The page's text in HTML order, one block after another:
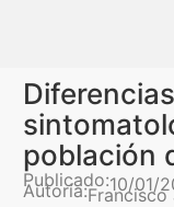
Presentación
De interés
población
Publicado:10/01/
Autoría: